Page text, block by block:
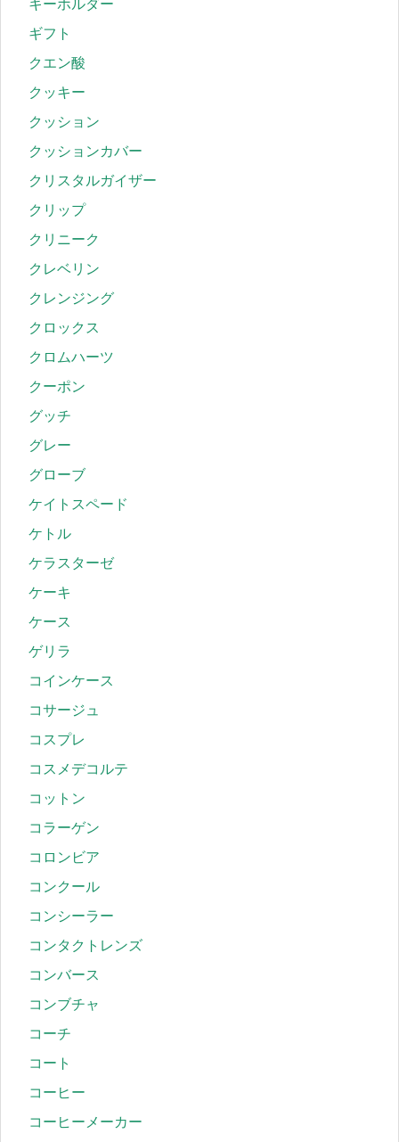
キーホルダー
ギフト
クエン酸
クッキー
クッション
クッションカバー
クリスタルガイザー
クリップ
クリニーク
クレベリン
クレンジング
クロックス
クロムハーツ
クーポン
グッチ
グレー
グローブ
ケイトスペード
ケトル
ケラスターゼ
ケーキ
ケース
ゲリラ
コインケース
コサージュ
コスプレ
コスメデコルテ
コットン
コラーゲン
コロンビア
コンクール
コンシーラー
コンタクトレンズ
コンバース
コンブチャ
コーチ
コート
コーヒー
コーヒーメーカー